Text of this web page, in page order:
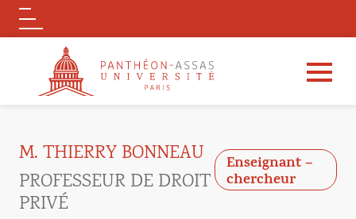
Logo
M. THIERRY BONNEAU
PROFESSEUR DE DROIT
PRIVÉ
Enseignant –
chercheur